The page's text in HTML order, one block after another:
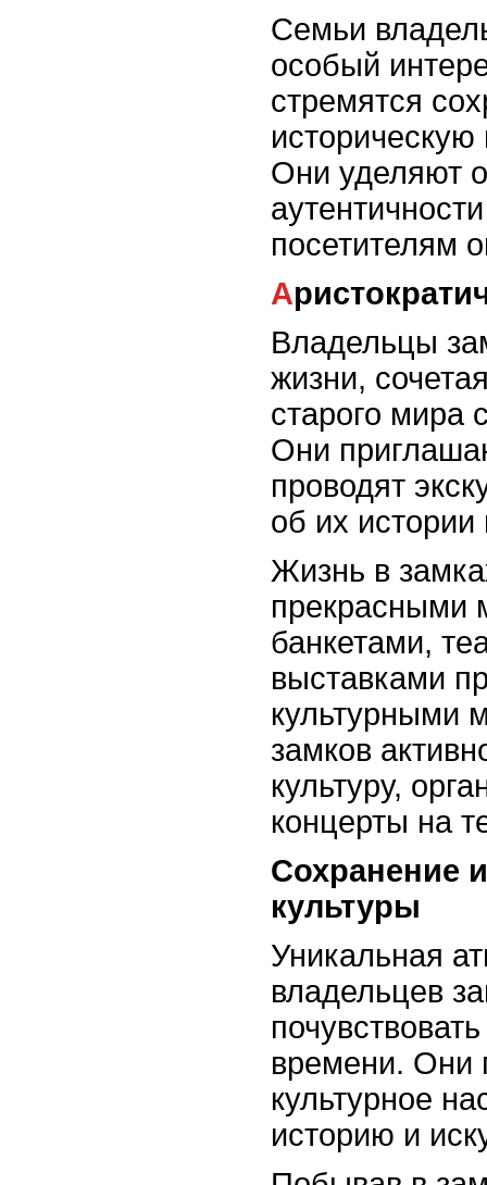
Семьи
особый
стремятся
Они уделяют
посетителям
Владельцы
жизни,
старого мира
Они
проводят
об их истории
Жизнь в
прекрасными
банкетами,
выставками
культурными
замков
культуру,
концерты на
Сохранение
культуры
Уникальная
владельцев
времени. Они
культурное
историю и